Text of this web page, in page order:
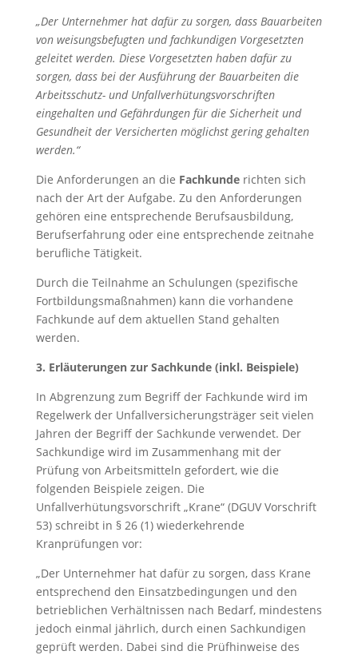
„Der Unternehmer hat dafür zu sorgen, dass Bauarbeiten
von weisungsbefugten und fachkundigen Vorgesetzten
geleitet werden. Diese Vorgesetzten haben dafür zu
sorgen, dass bei der Ausführung der Bauarbeiten die
Arbeitsschutz- und Unfallverhütungsvorschriften
eingehalten und Gefährdungen für die Sicherheit und
Gesundheit der Versicherten möglichst gering gehalten
werden.“
Die Anforderungen an die Fachkunderichten sich
nach der Art der Aufgabe. Zu den Anforderungen
gehören eine entsprechende Berufsausbildung,
Berufserfahrung oder eine entsprechende zeitnahe
berufliche Tätigkeit.
Durch die Teilnahme an Schulungen (spezifische
Fortbildungsmaßnahmen) kann die vorhandene
Fachkunde auf dem aktuellen Stand gehalten
werden.
3. Erläuterungen zur Sachkunde (inkl. Beispiele)
In Abgrenzung zum Begriff der Fachkunde wird im
Regelwerk der Unfallversicherungsträger seit vielen
Jahren der Begriff der Sachkunde verwendet. Der
Sachkundige wird im Zusammenhang mit der
Prüfung von Arbeitsmitteln gefordert, wie die
folgenden Beispiele zeigen. Die
Unfallverhütungsvorschrift „Krane“ (DGUV Vorschrift
53) schreibt in § 26 (1) wiederkehrende
Kranprüfungen vor:
„Der Unternehmer hat dafür zu sorgen, dass Krane
entsprechend den Einsatzbedingungen und den
betrieblichen Verhältnissen nach Bedarf, mindestens
jedoch einmal jährlich, durch einen Sachkundigen
geprüft werden. Dabei sind die Prüfhinweise des